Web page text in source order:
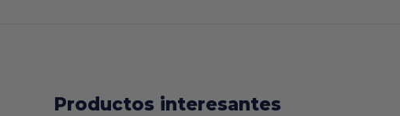
Productos interesantes